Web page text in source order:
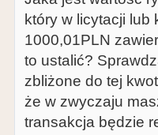
który w licytacji lub
1000,01PLN
to ustalić?
zbliżone do tej
że w zwyczaju
transakcja będzie